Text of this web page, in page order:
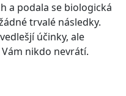
a podala se biologická
trvalé následky.
účinky, ale
nikdo nevrátí.